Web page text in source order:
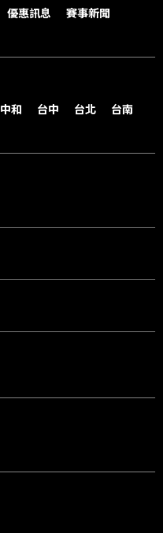
優惠訊息
賽事新聞
中和 台中 台北
台南